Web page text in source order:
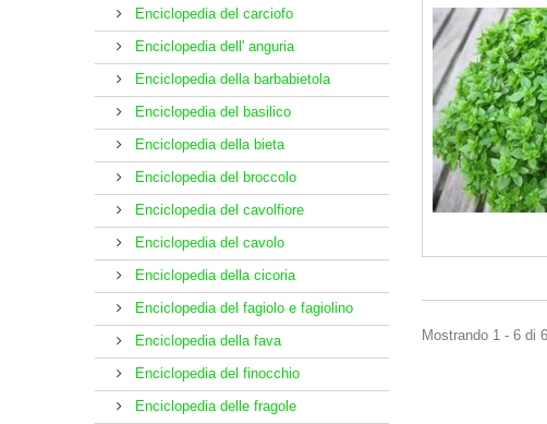
Enciclopedia del carciofo
Enciclopedia dell' anguria
Enciclopedia della barbabietola
Enciclopedia del basilico
Enciclopedia della bieta
Enciclopedia del broccolo
Enciclopedia del cavolfiore
Enciclopedia del cavolo
Enciclopedia della cicoria
Enciclopedia del fagiolo e fagiolino
Enciclopedia della fava
Enciclopedia del finocchio
Enciclopedia delle fragole
Mostrando 1 - 6 di